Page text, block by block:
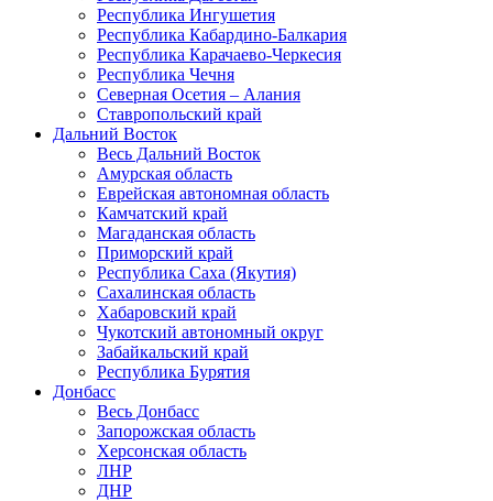
Республика Ингушетия
Республика Кабардино-Балкария
Республика Карачаево-Черкесия
Республика Чечня
Северная Осетия – Алания
Ставропольский край
Дальний Восток
Весь Дальний Восток
Амурская область
Еврейская автономная область
Камчатский край
Магаданская область
Приморский край
Республика Саха (Якутия)
Сахалинская область
Хабаровский край
Чукотский автономный округ
Забайкальский край
Республика Бурятия
Донбасс
Весь Донбасс
Запорожская область
Херсонская область
ЛНР
ДНР